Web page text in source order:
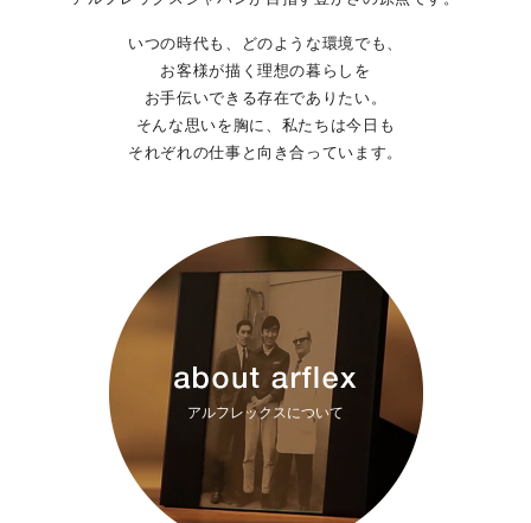
いつの時代も、どのような環境でも、
お客様が描く理想の暮らしを
お手伝いできる存在でありたい。
そんな思いを胸に、私たちは今日も
それぞれの仕事と向き合っています。
アルフレックスについて